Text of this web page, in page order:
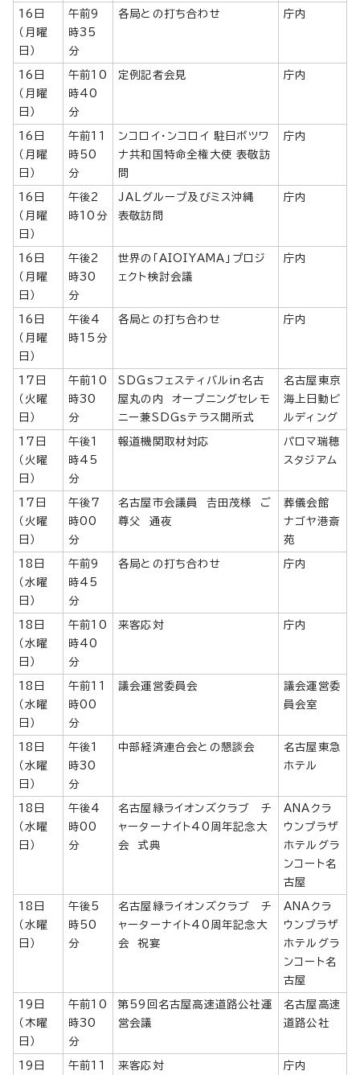
16日
（月曜
日）
午前9
時35
分
各局との打ち合わせ 庁内
16日
（月曜
日）
午前10
時40
分
定例記者会見 庁内
16日
（月曜
日）
午前11
時50
分
ンコロイ・ンコロイ 駐日ボツワ
ナ共和国特命全権大使 表敬訪
問
庁内
16日
（月曜
日）
午後2
時10分
JALグループ及びミス沖縄
表敬訪問
庁内
16日
（月曜
日）
午後2
時30
分
世界の「AIOIYAMA」プロジ
ェクト検討会議
庁内
16日
（月曜
日）
午後4
時15分
各局との打ち合わせ 庁内
17日
（火曜
日）
午前10
時30
分
SDGsフェスティバルin名古
屋丸の内 オープニングセレモ
ニー兼SDGsテラス開所式
名古屋東京
海上日動ビ
ルディング
17日
（火曜
日）
午後1
時45
分
報道機関取材対応
パロマ瑞穂
スタジアム
17日
（火曜
日）
午後7
時00
分
名古屋市会議員 𠮷田茂様 ご
尊父 通夜
葬儀会館
ナゴヤ港斎
苑
18日
（水曜
日）
午前9
時45
分
各局との打ち合わせ 庁内
18日
（水曜
日）
午前10
時40
分
来客応対 庁内
18日
（水曜
日）
午前11
時00
分
議会運営委員会
議会運営委
員会室
18日
（水曜
日）
午後1
時30
分
中部経済連合会との懇談会
名古屋東急
ホテル
18日
（水曜
日）
午後4
時00
分
名古屋緑ライオンズクラブ チ
ャーターナイト40周年記念大
会 式典
ANAクラ
ウンプラザ
ホテルグラ
ンコート名
古屋
18日
（水曜
日）
午後5
時50
分
名古屋緑ライオンズクラブ チ
ャーターナイト40周年記念大
会 祝宴
ANAクラ
ウンプラザ
ホテルグラ
ンコート名
古屋
19日
（木曜
日）
午前10
時30
分
第59回名古屋高速道路公社運
営会議
名古屋高速
道路公社
19日 午前11 来客応対 庁内